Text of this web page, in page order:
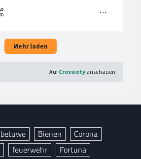
betuwe Bienen
Corona
feuerwehr
Fortuna